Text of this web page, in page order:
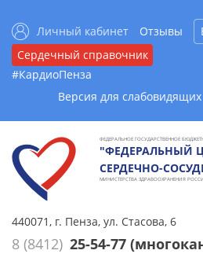
Личный кабинет Отзывы
Сердечный справочник
#КардиоПенза
Версия для слабовидящих
ФЕДЕРАЛЬНОЕ ГОСУДАРСТВЕННОЕ
"ФЕДЕРАЛЬНЫЙ
СЕРДЕЧНО-
МИНИСТЕРСТВА ЗДРАВООХРАНЕНИЯ
440071, г. Пенза, ул. Стасова, 6
8 (8412) 25-54-77